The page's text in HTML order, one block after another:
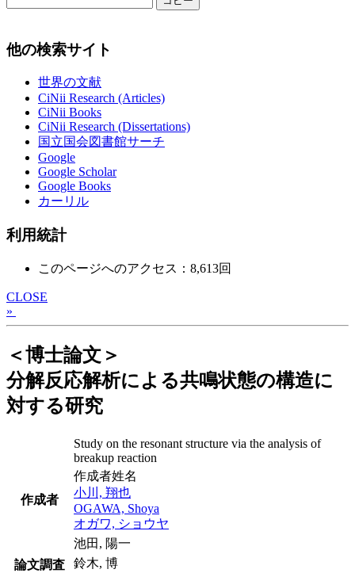
他の検索サイト
世界の文献
CiNii Research (Articles)
CiNii Books
CiNii Research (Dissertations)
国立国会図書館サーチ
Google
Google Scholar
Google Books
カーリル
利用統計
このページへのアクセス：8,613回
CLOSE
»
＜博士論文＞
分解反応解析による共鳴状態の構造に
対する研究
Study on the resonant structure via the analysis of
breakup reaction
作成者
作成者姓名
小川, 翔也
OGAWA, Shoya
オガワ, ショウヤ
論文調査
池田, 陽一
鈴木, 博